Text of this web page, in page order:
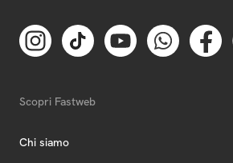
Scopri Fastweb
Chi siamo